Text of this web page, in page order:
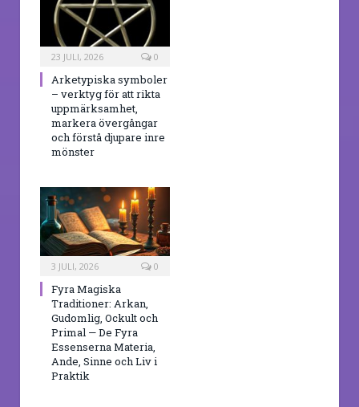
23 JULI, 2026 0
Arketypiska symboler
– verktyg för att rikta
uppmärksamhet,
markera övergångar
och förstå djupare inre
mönster
3 JULI, 2026 0
Fyra Magiska
Traditioner: Arkan,
Gudomlig, Ockult och
Primal — De Fyra
Essenserna Materia,
Ande, Sinne och Liv i
Praktik